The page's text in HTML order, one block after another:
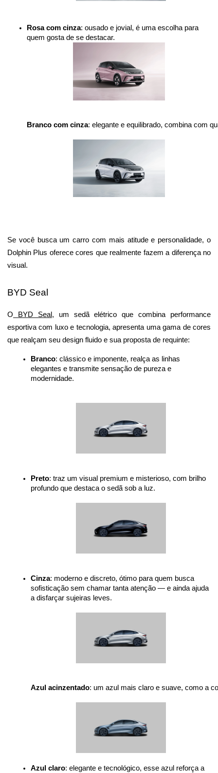
Rosa com cinza: ousado e jovial, é uma escolha para
quem gosta de se destacar.
Branco com cinza: elegante e equilibrado, combina com
Se você busca um carro com mais atitude e personalidade, o
Dolphin Plus oferece cores que realmente fazem a diferença no
visual.
BYD Seal
O BYD Seal , um sedã elétrico que combina performance
esportiva com luxo e tecnologia, apresenta uma gama de cores
que realçam seu design fluido e sua proposta de requinte:
Branco: clássico e imponente, realça as linhas
elegantes e transmite sensação de pureza e
modernidade.
Preto: traz um visual premium e misterioso, com brilho
profundo que destaca o sedã sob a luz.
Cinza: moderno e discreto, ótimo para quem busca
sofisticação sem chamar tanta atenção — e ainda ajuda
a disfarçar sujeiras leves.
Azul acinzentado: um azul mais claro e suave, como a
Azul claro: elegante e tecnológico, esse azul reforça a